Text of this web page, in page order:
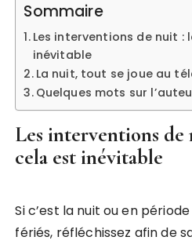
Sommaire
Les interventions de nuit :
inévitable
La nuit, tout se joue au
Quelques mots sur
Les interventions de
cela est inévitable
Si c’est la nuit ou en
fériés, réfléchissez afin de